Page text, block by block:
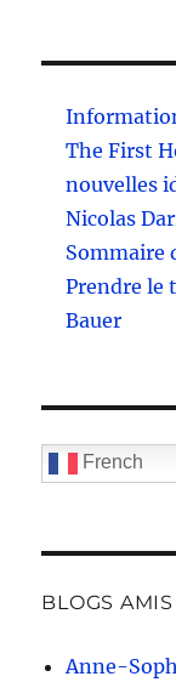
The First
nouvelles
Nicolas
Sommaire
Prendre le
Bauer
French
BLOGS AMIS
Anne-